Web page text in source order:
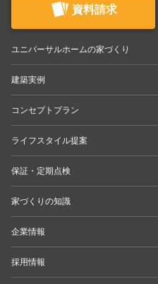
資料請求
ユニバーサルホームの家づくり
建築実例
コンセプトプラン
ライフスタイル提案
保証・定期点検
家づくりの知識
企業情報
採用情報